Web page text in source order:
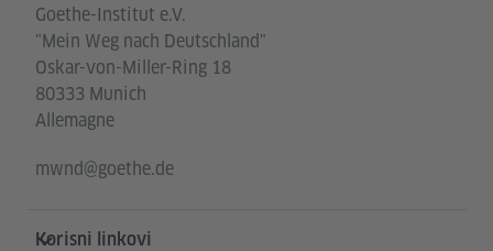
Goethe-Institut e.V.
"Mein Weg nach Deutschland"
Oskar-von-Miller-Ring 18
80333 Munich
Allemagne
mwnd@goethe.de
Korisni linkovi